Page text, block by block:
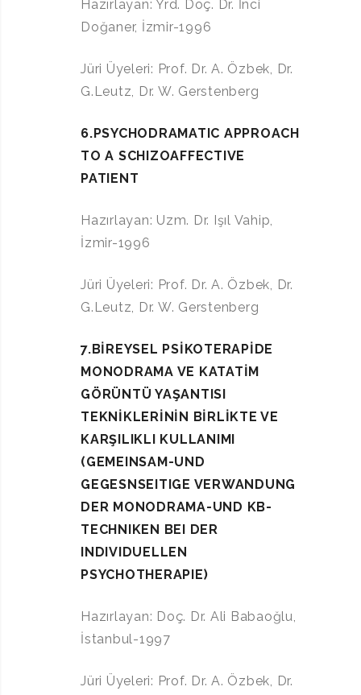
Hazırlayan: Yrd. Doç. Dr. İnci
Doğaner, İzmir-1996
Jüri Üyeleri: Prof. Dr. A. Özbek, Dr.
G.Leutz, Dr. W. Gerstenberg
6.PSYCHODRAMATIC APPROACH
TO A SCHIZOAFFECTIVE
PATIENT
Hazırlayan: Uzm. Dr. Işıl Vahip,
İzmir-1996
Jüri Üyeleri: Prof. Dr. A. Özbek, Dr.
G.Leutz, Dr. W. Gerstenberg
7.BİREYSEL PSİKOTERAPİDE
MONODRAMA VE KATATİM
GÖRÜNTÜ YAŞANTISI
TEKNİKLERİNİN BİRLİKTE VE
KARŞILIKLI KULLANIMI
(GEMEINSAM-UND
GEGESNSEITIGE VERWANDUNG
DER MONODRAMA-UND KB-
TECHNIKEN BEI DER
INDIVIDUELLEN
PSYCHOTHERAPIE)
Hazırlayan: Doç. Dr. Ali Babaoğlu,
İstanbul-1997
Jüri Üyeleri: Prof. Dr. A. Özbek, Dr.